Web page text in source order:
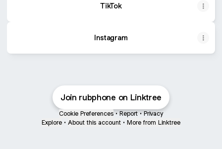
TikTok
Instagram
Join rubphone on Linktree
Cookie Preferences • Report • Privacy
Explore • About this account • More from Linktree